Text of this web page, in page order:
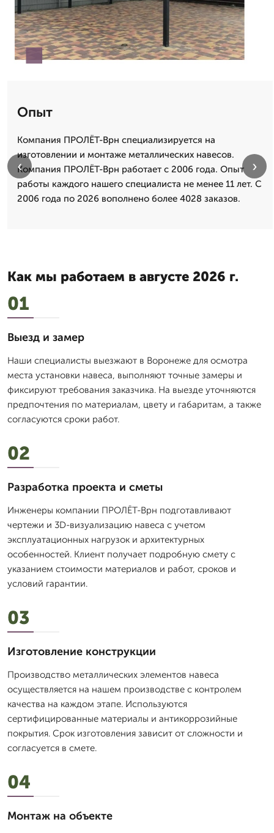
Опыт
Компания ПРОЛЁТ-Врн специализируется на
изготовлении и монтаже металлических навесов.
Компания ПРОЛЁТ-Врн работает с 2006 года. Опыт
работы каждого нашего специалиста не менее 11 лет. С
2006 года по 2026 вополнено более 4028 заказов.
‹ ›
Как мы работаем в августе 2026 г.
01
Выезд и замер
Наши специалисты выезжают в Воронеже для осмотра
места установки навеса, выполняют точные замеры и
фиксируют требования заказчика. На выезде уточняются
предпочтения по материалам, цвету и габаритам, а также
согласуются сроки работ.
02
Разработка проекта и сметы
Инженеры компании ПРОЛЁТ-Врн подготавливают
чертежи и 3D-визуализацию навеса с учетом
эксплуатационных нагрузок и архитектурных
особенностей. Клиент получает подробную смету с
указанием стоимости материалов и работ, сроков и
условий гарантии.
03
Изготовление конструкции
Производство металлических элементов навеса
осуществляется на нашем производстве с контролем
качества на каждом этапе. Используются
сертифицированные материалы и антикоррозийные
покрытия. Срок изготовления зависит от сложности и
согласуется в смете.
04
Монтаж на объекте